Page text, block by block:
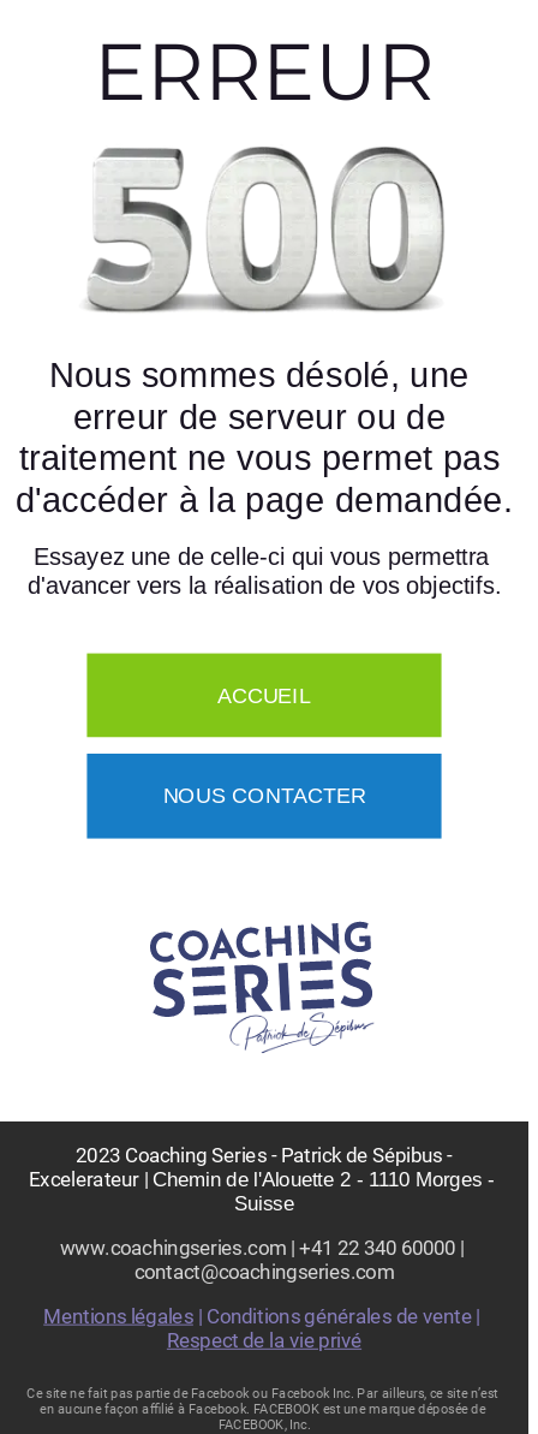
ERREUR
Nous sommes désolé, une
erreur de serveur ou de
traitement ne vous permet pas
d'accéder à la page demandée.
Essayez une de celle-ci qui vous permettra
d'avancer vers la réalisation de vos objectifs.
ACCUEIL
NOUS CONTACTER
2023 Coaching Series - Patrick de Sépibus -
Excelerateur | Chemin de l'Alouette 2 - 1110 Morges -
Suisse
www.coachingseries.com | +41 22 340 60000 |
contact@coachingseries.com
Mentions légales
Respect de la vie privé
Ce site ne fait pas partie de Facebook ou Facebook Inc. Par ailleurs, ce site n’est
en aucune façon affilié à Facebook. FACEBOOK est une marque déposée de
FACEBOOK, Inc.